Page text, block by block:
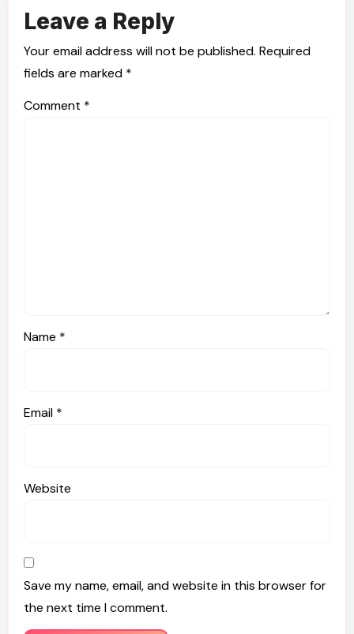
Leave a Reply
Your email address will not be published. Required
fields are marked *
Comment *
Name *
Email *
Website
Save my name, email, and website in this browser for
the next time I comment.